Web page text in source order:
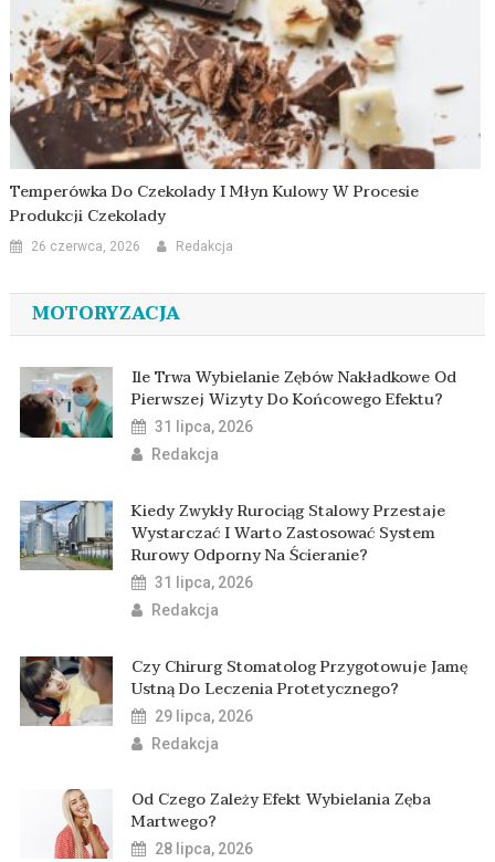
Temperówka Do Czekolady I Młyn Kulowy W Procesie
Produkcji Czekolady
26 czerwca, 2026 Redakcja
MOTORYZACJA
Ile Trwa Wybielanie Zębów Nakładkowe Od
Pierwszej Wizyty Do Końcowego Efektu?
31 lipca, 2026
Redakcja
Kiedy Zwykły Rurociąg Stalowy Przestaje
Wystarczać I Warto Zastosować System
Rurowy Odporny Na Ścieranie?
31 lipca, 2026
Redakcja
Czy Chirurg Stomatolog Przygotowuje Jamę
Ustną Do Leczenia Protetycznego?
29 lipca, 2026
Redakcja
Od Czego Zależy Efekt Wybielania Zęba
Martwego?
28 lipca, 2026